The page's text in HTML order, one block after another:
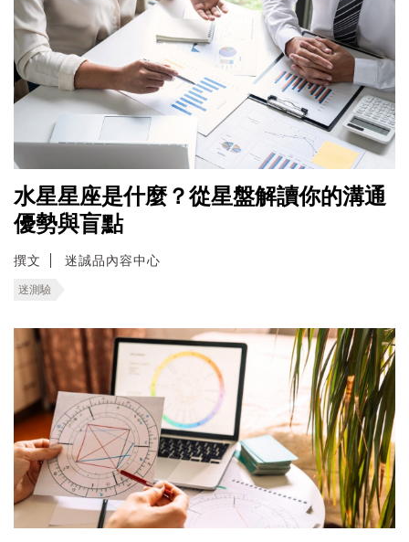
水星星座是什麼？從星盤解讀你的溝通
優勢與盲點
撰文 迷誠品內容中心
迷測驗